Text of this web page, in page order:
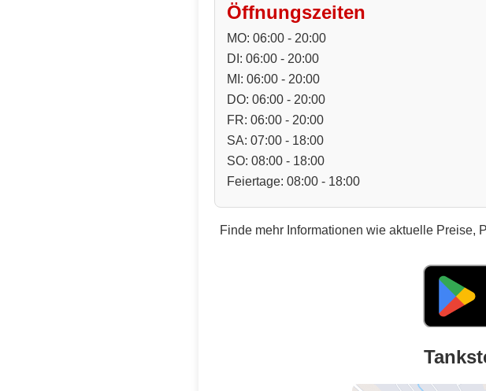
Öffnungszeiten
MO: 06:00 - 20:00
DI: 06:00 - 20:00
MI: 06:00 - 20:00
DO: 06:00 - 20:00
FR: 06:00 - 20:00
SA: 07:00 - 18:00
SO: 08:00 - 18:00
Feiertage: 08:00 - 18:00
Finde mehr Informationen wie aktuelle Preise,